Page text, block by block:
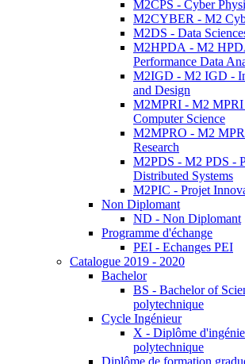
M2CPS - Cyber
M2CYBER - M2
M2DS - Data
M2HPDA - M2
Performance Data
M2IGD - M2 IGD -
and Design
M2MPRI - M2 MPRI
Computer Science
M2MPRO - M2
Research
M2PDS - M2 PDS -
Distributed Systems
M2PIC - Projet
Non Diplomant
ND - Non Diplomant
Programme d'échange
PEI - Echanges PEI
Catalogue 2019 - 2020
Bachelor
BS - Bachelor of
polytechnique
Cycle Ingénieur
X - Diplôme
polytechnique
Diplôme de formation